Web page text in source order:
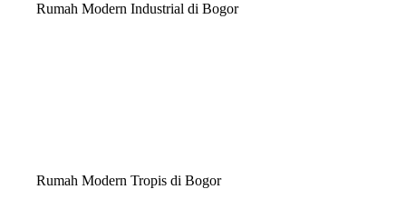
Rumah Modern Industrial di Bogor
Rumah Modern Tropis di Bogor